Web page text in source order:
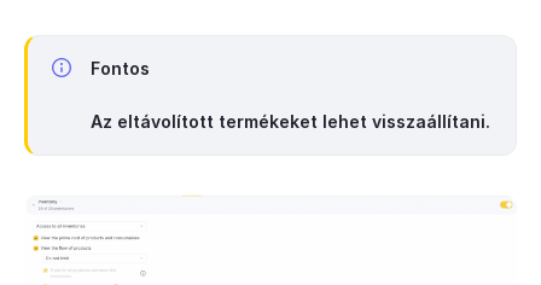
Fontos
Az eltávolított termékeket lehet visszaállítani.